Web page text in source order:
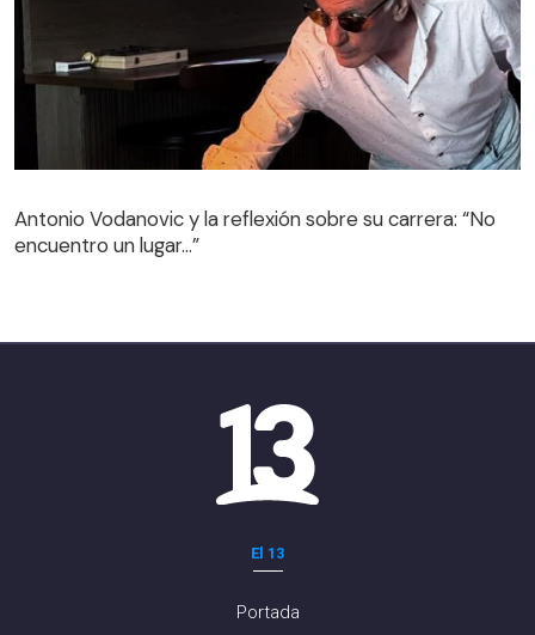
Antonio Vodanovic y la reflexión sobre su carrera: “No
encuentro un lugar…”
El 13
Portada